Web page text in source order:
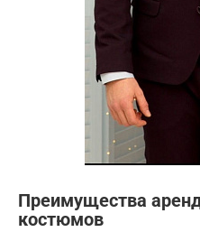
Преимущества
костюмов